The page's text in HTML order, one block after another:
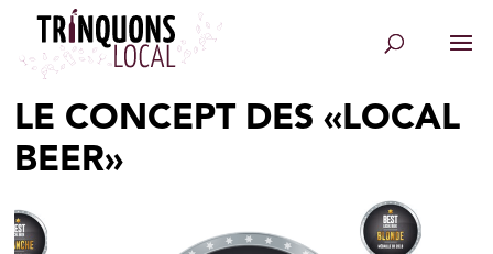
LE CONCEPT DES «LOCAL
BEER»